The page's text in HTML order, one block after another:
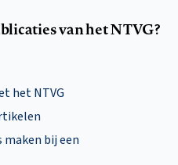
van het NTVG?
het NTVG
maken bij een